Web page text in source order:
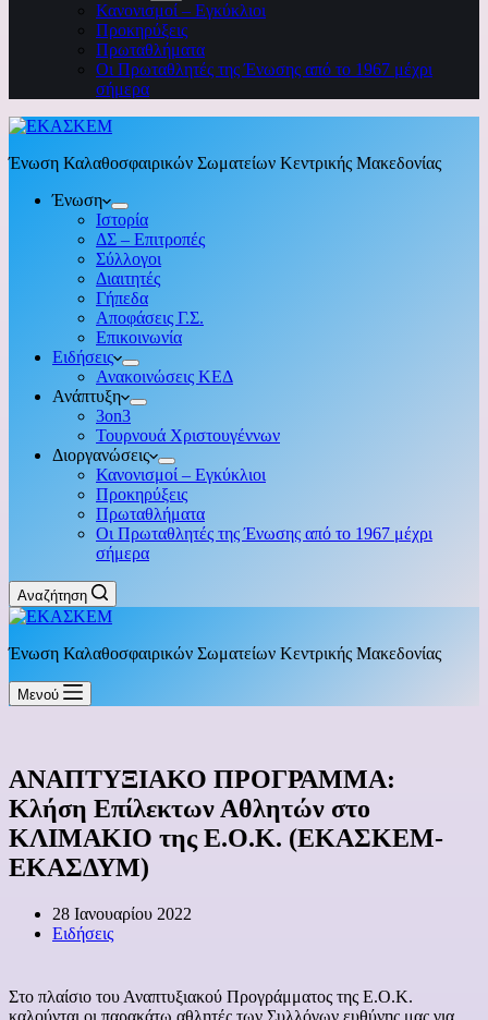
Κανονισμοί – Εγκύκλιοι
Προκηρύξεις
Πρωταθλήματα
Οι Πρωταθλητές της Ένωσης από το 1967 μέχρι
σήμερα
Ένωση Καλαθοσφαιρικών Σωματείων Κεντρικής Μακεδονίας
Ένωση
Ιστορία
ΔΣ – Επιτροπές
Σύλλογοι
Διαιτητές
Γήπεδα
Αποφάσεις Γ.Σ.
Επικοινωνία
Ειδήσεις
Ανακοινώσεις ΚΕΔ
Ανάπτυξη
3on3
Τουρνουά Χριστουγέννων
Διοργανώσεις
Κανονισμοί – Εγκύκλιοι
Προκηρύξεις
Πρωταθλήματα
Οι Πρωταθλητές της Ένωσης από το 1967 μέχρι
σήμερα
Αναζήτηση
Ένωση Καλαθοσφαιρικών Σωματείων Κεντρικής Μακεδονίας
Μενού
ΑΝΑΠΤΥΞΙΑΚΟ ΠΡΟΓΡΑΜΜΑ:
Κλήση Επίλεκτων Αθλητών στο
ΚΛΙΜΑΚΙΟ της Ε.Ο.Κ. (ΕΚΑΣΚΕΜ-
ΕΚΑΣΔΥΜ)
28 Ιανουαρίου 2022
Ειδήσεις
Στο πλαίσιο του Αναπτυξιακού Προγράμματος της Ε.Ο.Κ.
καλούνται οι παρακάτω αθλητές των Συλλόγων ευθύνης μας για